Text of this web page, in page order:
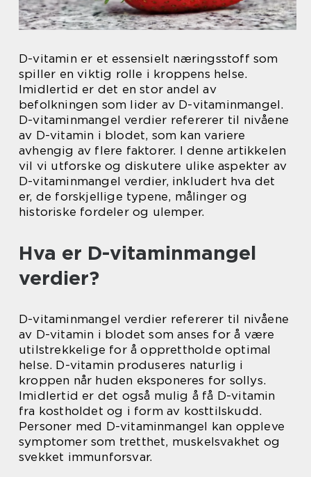
D-vitamin er et essensielt næringsstoff som
spiller en viktig rolle i kroppens helse.
Imidlertid er det en stor andel av
befolkningen som lider av D-vitaminmangel.
D-vitaminmangel verdier refererer til nivåene
av D-vitamin i blodet, som kan variere
avhengig av flere faktorer. I denne artikkelen
vil vi utforske og diskutere ulike aspekter av
D-vitaminmangel verdier, inkludert hva det
er, de forskjellige typene, målinger og
historiske fordeler og ulemper.
Hva er D-vitaminmangel
verdier?
D-vitaminmangel verdier refererer til nivåene
av D-vitamin i blodet som anses for å være
utilstrekkelige for å opprettholde optimal
helse. D-vitamin produseres naturlig i
kroppen når huden eksponeres for sollys.
Imidlertid er det også mulig å få D-vitamin
fra kostholdet og i form av kosttilskudd.
Personer med D-vitaminmangel kan oppleve
symptomer som tretthet, muskelsvakhet og
svekket immunforsvar.